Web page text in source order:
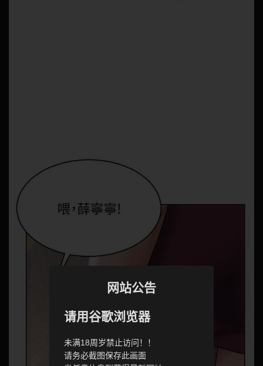
网站公告
请用谷歌浏览器
未满18周岁禁止访问！！
请务必截图保存此画面